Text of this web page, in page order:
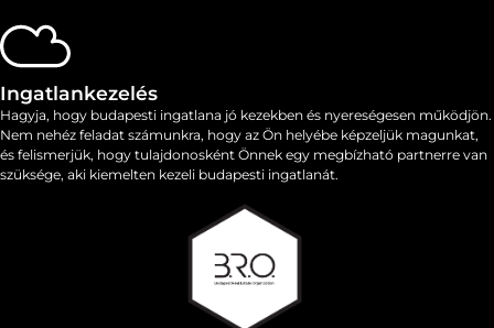
Ingatlankezelés
Hagyja, hogy budapesti ingatlana jó kezekben és nyereségesen működjön.
Nem nehéz feladat számunkra, hogy az Ön helyébe képzeljük magunkat,
és felismerjük, hogy tulajdonosként Önnek egy megbízható partnerre van
szüksége, aki kiemelten kezeli budapesti ingatlanát.